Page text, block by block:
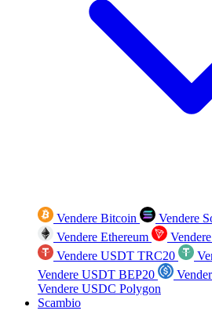
Vendere Bitcoin Vendere
Vendere Ethereum
Vendere USDT TRC20
Vendere USDT BEP20
Vendere USDC Polygon
Scambio